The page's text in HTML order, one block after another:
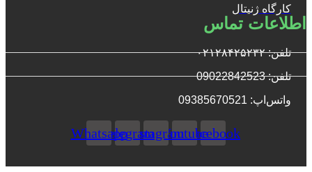
کارگاه ژنیتال
اطلاعات تماس
تلفن: ۰۲۱۲۸۴۲۵۲۳۲
تلفن: 09022842523
واتس‌‌اپ: 09385670521
Facebook
Youtube
Instagram
Telegram
Whatsapp